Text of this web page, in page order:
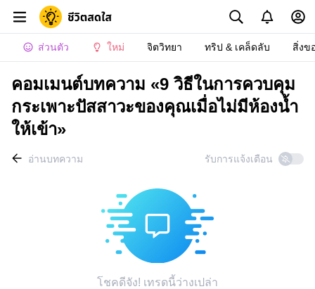
ส่วนตัว ใหม่ จิตวิทยา ทริป & เคล็ดลับ สิ่งข
คอมเมนต์บทความ «9 วิธีในการควบคุม
กระเพาะปัสสาวะของคุณเมื่อไม่มีห้องน้ำ
ให้เข้า»
อ่านบทความ รับการแจ้งเตือน
โชคดีจัง! เทรดนี้ว่างเปล่า